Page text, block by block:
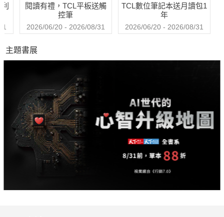
閱讀有禮，TCL平板送觸
控筆
2026/06/20 - 2026/08/31
TCL數位筆記本送月讀包1
年
2026/06/20 - 2026/08/31
主題書展